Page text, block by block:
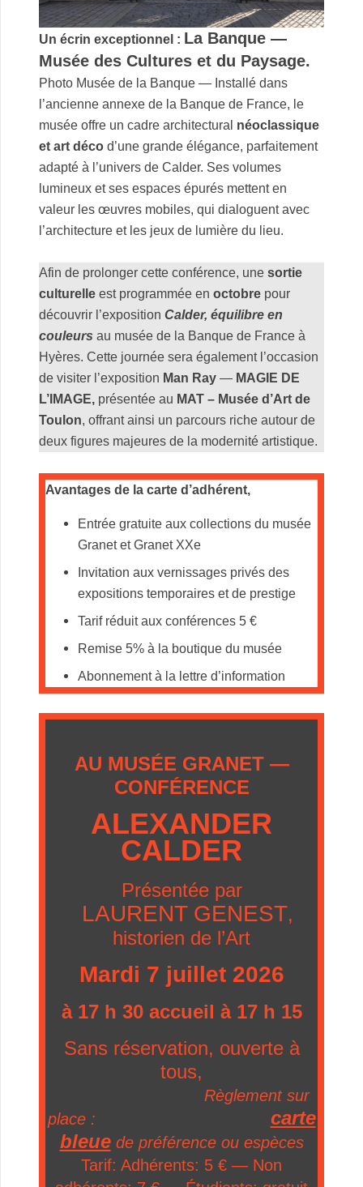
Un écrin exceptionnel : La Banque —
Musée des Cultures et du Paysage.
Photo Musée de la Banque — Installé dans
l’ancienne annexe de la Banque de France, le
musée offre un cadre architectural néoclassique
et art déco d’une grande élégance, parfaitement
adapté à l’univers de Calder. Ses volumes
lumineux et ses espaces épurés mettent en
valeur les œuvres mobiles, qui dialoguent avec
l’architecture et les jeux de lumière du lieu.
Afin de prolonger cette conférence, une sortie
culturelle est programmée en octobre pour
découvrir l’exposition Calder, équilibre en
couleurs au musée de la Banque de France à
Hyères. Cette journée sera également l’occasion
de visiter l’exposition Man Ray — MAGIE DE
L’IMAGE, présentée au MAT – Musée d’Art de
Toulon, offrant ainsi un parcours riche autour de
deux figures majeures de la modernité artistique.
Avantages de la carte d’adhérent,
Entrée gratuite aux collections du musée
Granet et Granet XXe
Invitation aux vernissages privés des
expositions temporaires et de prestige
Tarif réduit aux conférences 5 €
Remise 5% à la boutique du musée
Abonnement à la lettre d’information
AU MUSÉE GRANET —
CONFÉRENCE
ALEXANDER
CALDER
Présentée par
LAURENT GENEST,
historien de l’Art
Mardi 7 juillet 2026
à 17 h 30 accueil à 17 h 15
Sans réservation, ouverte à
tous,
Règlement sur
place : carte
bleuede préférence ou espèces
Tarif: Adhérents: 5 € — Non